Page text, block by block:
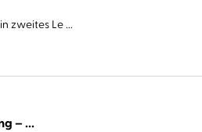
zweites Le ...
Cover Story. Sie haben eine Abmachung – ...